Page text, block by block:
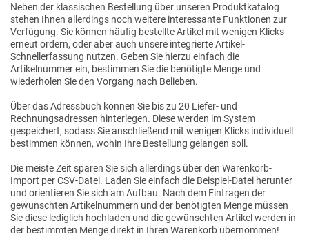
Neben der klassischen Bestellung über unseren Produktkatalog
stehen Ihnen allerdings noch weitere interessante Funktionen zur
Verfügung. Sie können häufig bestellte Artikel mit wenigen Klicks
erneut ordern, oder aber auch unsere integrierte Artikel-
Schnellerfassung nutzen. Geben Sie hierzu einfach die
Artikelnummer ein, bestimmen Sie die benötigte Menge und
wiederholen Sie den Vorgang nach Belieben.
Über das Adressbuch können Sie bis zu 20 Liefer- und
Rechnungsadressen hinterlegen. Diese werden im System
gespeichert, sodass Sie anschließend mit wenigen Klicks individuell
bestimmen können, wohin Ihre Bestellung gelangen soll.
Die meiste Zeit sparen Sie sich allerdings über den Warenkorb-
Import per CSV-Datei. Laden Sie einfach die Beispiel-Datei herunter
und orientieren Sie sich am Aufbau. Nach dem Eintragen der
gewünschten Artikelnummern und der benötigten Menge müssen
Sie diese lediglich hochladen und die gewünschten Artikel werden in
der bestimmten Menge direkt in Ihren Warenkorb übernommen!